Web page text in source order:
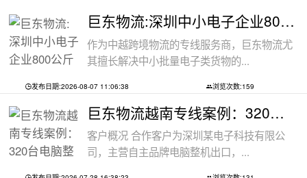
巨东物流:深圳中小电子企业800公斤配件出
作为中越跨境物流的专线服务商，巨东物流尤
其擅长解决中小批量电子类货物的...
发布日期:2026-08-07 11:06:38 浏览次数:159
巨东物流越南专线案例：320台电脑整机
客户概况 合作客户为深圳某电子科技有限公
司，主营自主品牌电脑整机出口，...